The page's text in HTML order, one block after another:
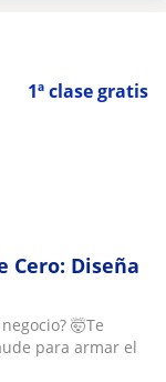
1ª clase gratis
Cero: Diseña
🤯Te
para armar el